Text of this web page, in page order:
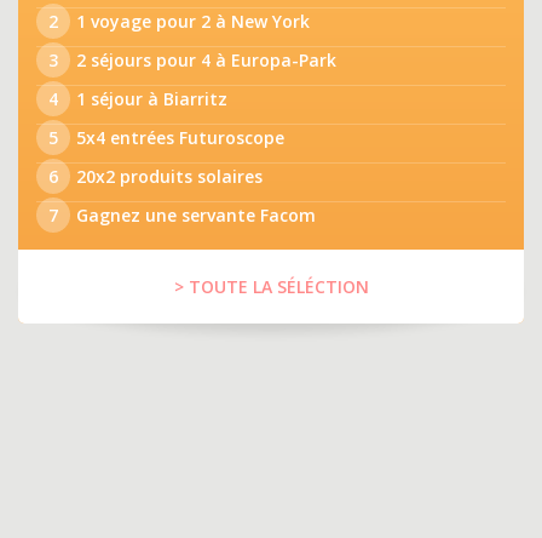
2
1 voyage pour 2 à New York
3
2 séjours pour 4 à Europa-Park
4
1 séjour à Biarritz
5
5x4 entrées Futuroscope
6
20x2 produits solaires
7
Gagnez une servante Facom
> TOUTE LA SÉLÉCTION